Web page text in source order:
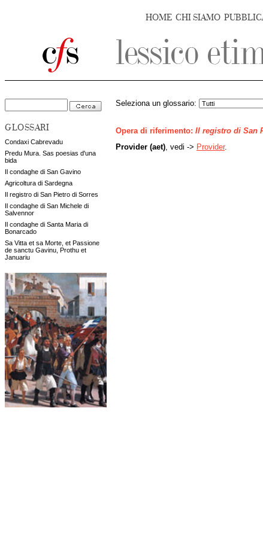
HOME CHI SIAMO
GLOSSARI
Condaxi Cabrevadu
Predu Mura. Sas poesias d'una
bida
Il condaghe di San Gavino
Agricoltura di Sardegna
Il registro di San Pietro di Sorres
Il condaghe di San Michele di
Salvennor
Il condaghe di Santa Maria di
Bonarcado
Sa Vitta et sa Morte, et Passione
de sanctu Gavinu, Prothu et
Januariu
Seleziona un glossario:
Opera di riferimento: Il registro di San
Provider (aet) , vedi -> Provider.